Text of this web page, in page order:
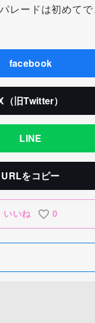
レードは初めて
facebook
（旧Twitter）
LINE
URLをコピー
いいね 0